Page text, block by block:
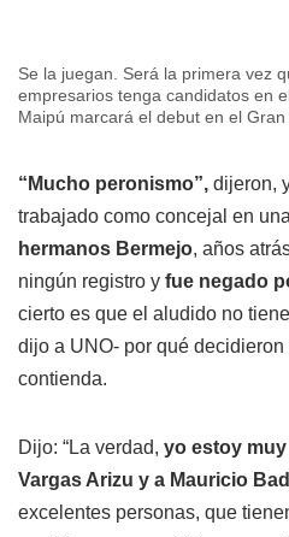
Se la juegan. Será la primera vez
empresarios tenga candidatos en
Maipú marcará el debut en el
“Mucho peronismo”, dijeron,
trabajado como concejal en
hermanos Bermejo, años
ningún registro y fue negado
cierto es que el aludido no
dijo a UNO- por qué decidieron
contienda.
Dijo: “La verdad, yo estoy
Vargas Arizu y a Mauricio
excelentes personas, que